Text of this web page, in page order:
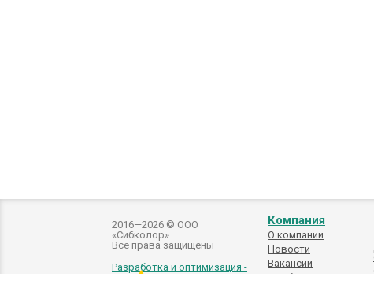
2016—2026 © ООО
«Сибколор»
Все права защищены
Разработка и оптимизация -
Компания
О компании
Новости
Вакансии
Подбор